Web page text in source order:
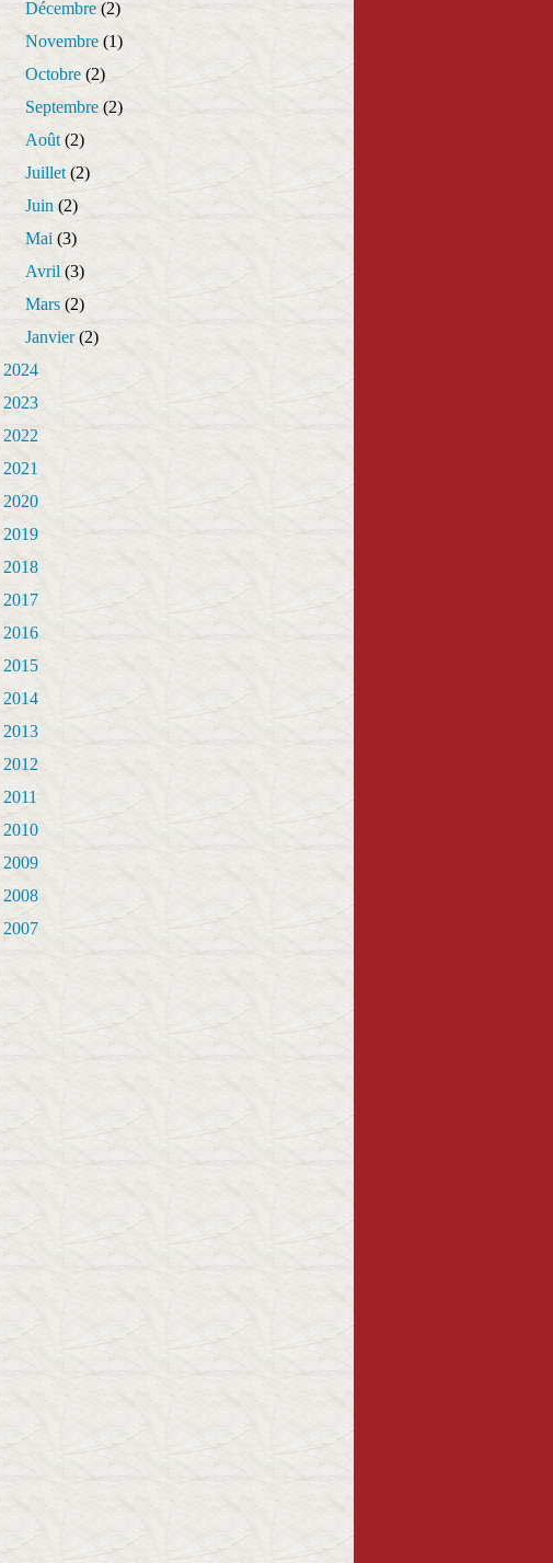
Décembre (2)
Novembre (1)
Octobre (2)
Septembre (2)
Août (2)
Juillet (2)
Juin (2)
Mai (3)
Avril (3)
Mars (2)
Janvier(2)
2024
2023
2022
2021
2020
2019
2018
2017
2016
2015
2014
2013
2012
2011
2010
2009
2008
2007